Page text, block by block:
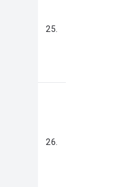
25.
26.